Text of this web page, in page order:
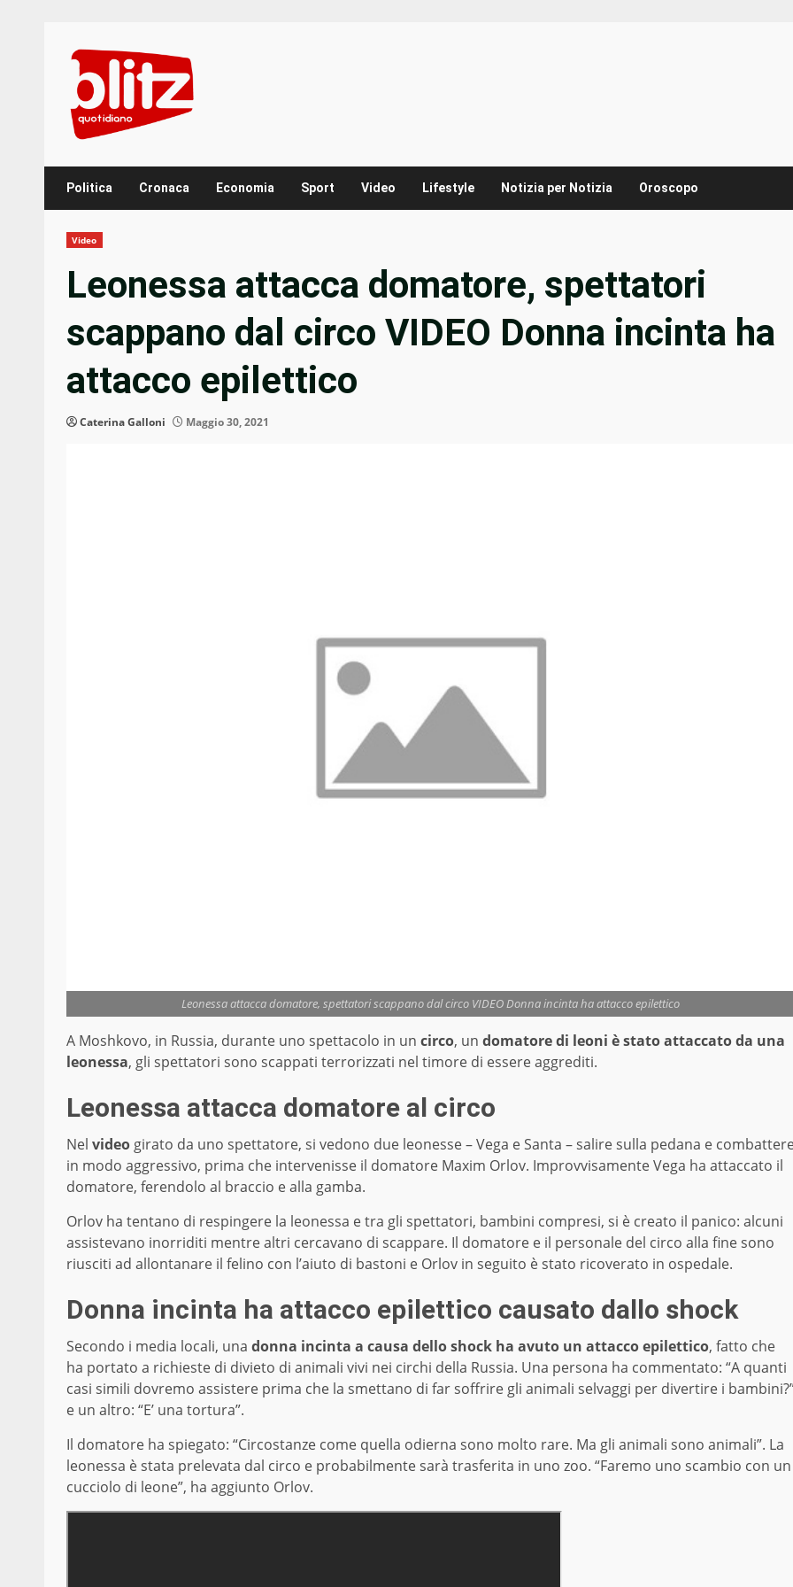
content
Politica Cronaca Economia Sport Video Lifestyle Notizia per Notizia Oroscopo
Video
Leonessa attacca domatore, spettatori
scappano dal circo VIDEO Donna incinta ha
attacco epilettico
Caterina Galloni Maggio 30, 2021
Leonessa attacca domatore, spettatori scappano dal circo VIDEO Donna incinta ha attacco epilettico
A Moshkovo, in Russia, durante uno spettacolo in un circo, un domatore di leoni è stato attaccato da una
leonessa, gli spettatori sono scappati terrorizzati nel timore di essere aggrediti.
Leonessa attacca domatore al circo
Nel video girato da uno spettatore, si vedono due leonesse – Vega e Santa – salire sulla pedana e
in modo aggressivo, prima che intervenisse il domatore Maxim Orlov. Improvvisamente Vega ha attaccato il
domatore, ferendolo al braccio e alla gamba.
Orlov ha tentano di respingere la leonessa e tra gli spettatori, bambini compresi, si è creato il panico: alcuni
assistevano inorriditi mentre altri cercavano di scappare. Il domatore e il personale del circo alla fine sono
riusciti ad allontanare il felino con l’aiuto di bastoni e Orlov in seguito è stato ricoverato in ospedale.
Donna incinta ha attacco epilettico causato dallo shock
Secondo i media locali, una donna incinta a causa dello shock ha avuto un attacco epilettico, fatto che
ha portato a richieste di divieto di animali vivi nei circhi della Russia. Una persona ha commentato: “A quanti
casi simili dovremo assistere prima che la smettano di far soffrire gli animali selvaggi per divertire i
e un altro: “E’ una tortura”.
Il domatore ha spiegato: “Circostanze come quella odierna sono molto rare. Ma gli animali sono animali”. La
leonessa è stata prelevata dal circo e probabilmente sarà trasferita in uno zoo. “Faremo uno scambio con un
cucciolo di leone”, ha aggiunto Orlov.